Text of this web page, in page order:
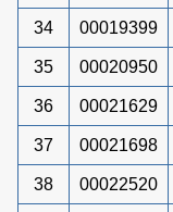
34 00019399
35 00020950
36 00021629
37 00021698
38 00022520